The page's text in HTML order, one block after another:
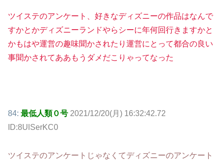
ツイステのアンケート、好きなディズニーの作品はなんで
すかとかディズニーランドやらシーに年何回行きますかと
かもはや運営の趣味聞かされたり運営にとって都合の良い
事聞かされてああもうダメだこりゃってなった
84: 最低人類０号 2021/12/20(月) 16:32:42.72
ID:8UlSerKC0
ツイステのアンケートじゃなくてディズニーのアンケート